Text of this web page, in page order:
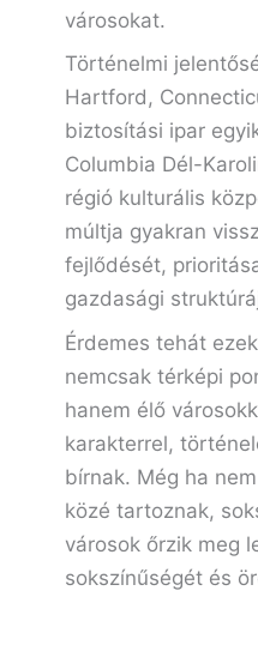
városokat.
Történelmi
Hartford,
biztosítási ipar
Columbia Dél-
régió kulturális
múltja gyakran
fejlődését,
gazdasági
Érdemes tehát
nemcsak térképi
hanem élő
karakterrel,
bírnak. Még ha
közé tartoznak,
városok őrzik meg
sokszínűségét és